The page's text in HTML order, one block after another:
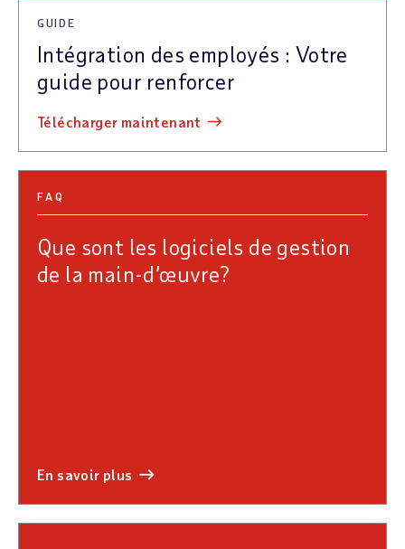
GUIDE
Intégration des employés : Votre
guide pour renforcer
télécharger maintenant
FAQ
Que sont les logiciels de gestion
de la main-d’œuvre?
en savoir plus